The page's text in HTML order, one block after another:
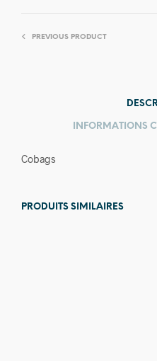
PREVIOUS PRODUCT
INFORMATIONS
Cobags
PRODUITS SIMILAIRES